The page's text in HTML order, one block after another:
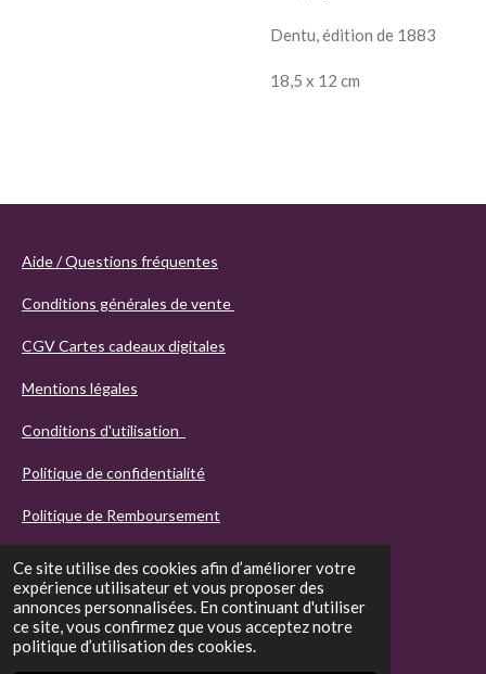
Ce site utilise des cookies afin d’améliorer votre
expérience utilisateur et vous proposer des
annonces personnalisées. En continuant d'utiliser
ce site, vous confirmez que vous acceptez notre
politique d’utilisation des cookies.
Dentu, édition de 1883
18,5 x 12 cm
Aide / Questions fréquentes
Conditions générales de vente
CGV Cartes cadeaux digitales
Mentions légales
Conditions d'utilisation
Politique de confidentialité
Politique de Remboursement